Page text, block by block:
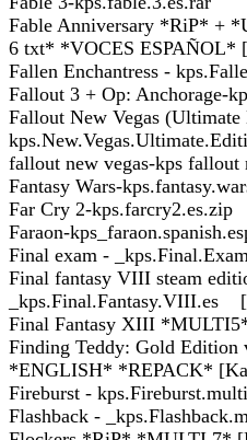
Fable Anniversary *RiP* +
6 txt* *VOCES ESPAÑOL*
Fallen Enchantress -
Fallout 3 + Op: Anchorage-
Fallout New Vegas
fallout new vegas-kps fallout
Fantasy Wars-
Far Cry 2-kps.farcry2.es.zip
Faraon-
Final exam -
Final fantasy VIII steam
_kps.Final.Fantasy.VIII.es
Final Fantasy XIII
Finding Teddy: Gold
*ENGLISH* *REPACK*
Fireburst -
Flashback -